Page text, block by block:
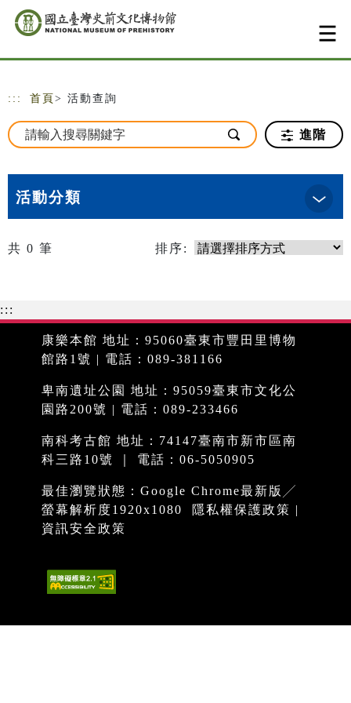
跳到主要內容
網站導覽
::: 首頁 > 活動查詢
進階
活動分類
共 0 筆 排序:
:::
康樂本館 地址：95060臺東市豐田里博物
館路1號 | 電話：089-381166
卑南遺址公園 地址：95059臺東市文化公
園路200號 | 電話：089-233466
南科考古館 地址：74147臺南市新市區南
科三路10號 ｜ 電話：06-5050905
最佳瀏覽狀態：Google Chrome最新版╱
螢幕解析度1920x1080
隱私權保護政策 |
資訊安全政策